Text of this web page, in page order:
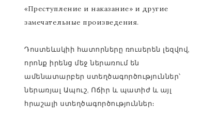
«Преступление и наказание» и другие
замечательные произведения.
Դոստեևսկիի հատորները ռուսերեն լեզվով,
որոնք իրենց մեջ ներառում են
ամենատարբեր ստեղծագործություններ՝
ներառյալ Ապուշ, Ոճիր և պատիժ և այլ
հրաշալի ստեղծագործություններ։